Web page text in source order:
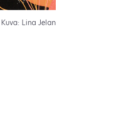
Lina Jelan